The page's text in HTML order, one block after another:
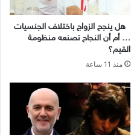
هل ينجح الزواج باختلاف الجنسيات
… أم أن النجاح تصنعه منظومة
القيم؟
منذ 11 ساعة